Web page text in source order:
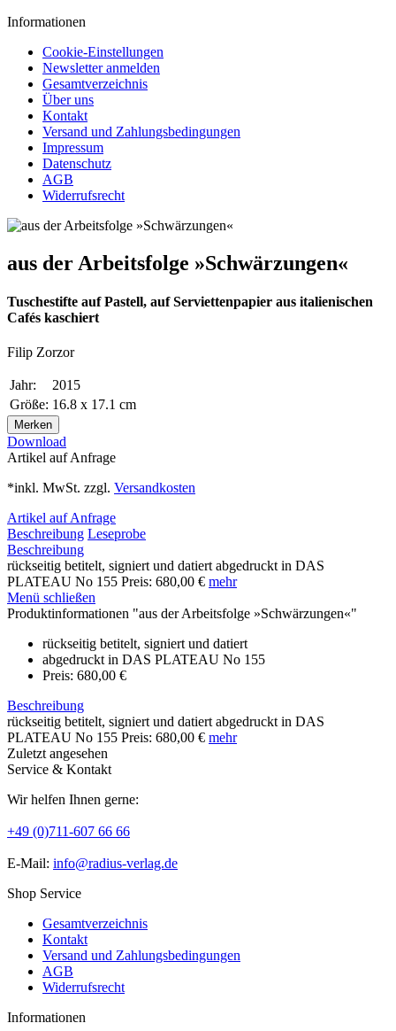
Informationen
Cookie-Einstellungen
Newsletter anmelden
Gesamtverzeichnis
Über uns
Kontakt
Versand und Zahlungsbedingungen
Impressum
Datenschutz
AGB
Widerrufsrecht
aus der Arbeitsfolge »Schwärzungen«
Tuschestifte auf Pastell, auf Serviettenpapier aus italienischen
Cafés kaschiert
Filip Zorzor
Jahr:
2015
Größe: 16.8 x 17.1 cm
Merken
Download
Artikel auf Anfrage
*inkl. MwSt. zzgl. Versandkosten
Artikel auf Anfrage
Beschreibung Leseprobe
Beschreibung
rückseitig betitelt, signiert und datiert abgedruckt in DAS
PLATEAU No 155 Preis: 680,00 € mehr
Menü schließen
Produktinformationen "aus der Arbeitsfolge »Schwärzungen«"
rückseitig betitelt, signiert und datiert
abgedruckt in DAS PLATEAU No 155
Preis: 680,00 €
Beschreibung
rückseitig betitelt, signiert und datiert abgedruckt in DAS
PLATEAU No 155 Preis: 680,00 € mehr
Zuletzt angesehen
Service & Kontakt
Wir helfen Ihnen gerne:
+49 (0)711-607 66 66
E-Mail: info@radius-verlag.de
Shop Service
Gesamtverzeichnis
Kontakt
Versand und Zahlungsbedingungen
AGB
Widerrufsrecht
Informationen